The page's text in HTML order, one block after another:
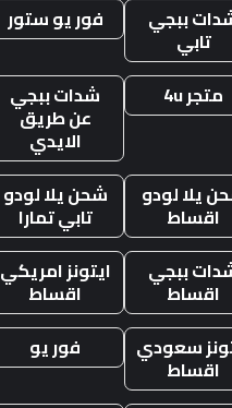
ببجي
تابي
فور يو ستور
متجر 4u شدات ببجي
عن طريق
الايدي
يلا لودو
اقساط
شحن يلا لودو
تابي تمارا
ببجي
اقساط
ايتونز امريكي
اقساط
سعودي
اقساط
فور يو